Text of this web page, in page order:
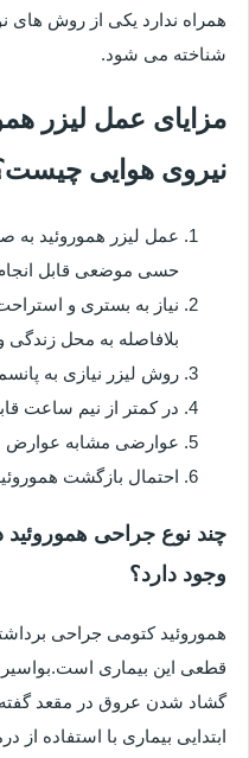
همراه ندارد یکی از روش های
شناخته می شود.
مزایای عمل لیزر
نیروی هوایی
عمل لیزر هموروئید
حسی موضعی قابل
نیاز به بستری و
بلافاصله به محل زندگی
روش لیزر نیازی به
در کمتر از نیم ساعت
عوارضی مشابه عوارض
احتمال بازگشت
چند نوع جراحی هموروئید
وجود دارد؟
هموروئید کتومی جراحی
قطعی این بیماری است.بواسیر
گشاد شدن عروق در مقعد
ابتدایی بیماری با استفاده از